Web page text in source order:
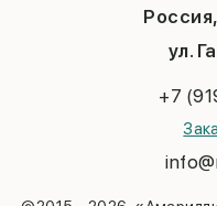
ул.
+7
Последний звонок